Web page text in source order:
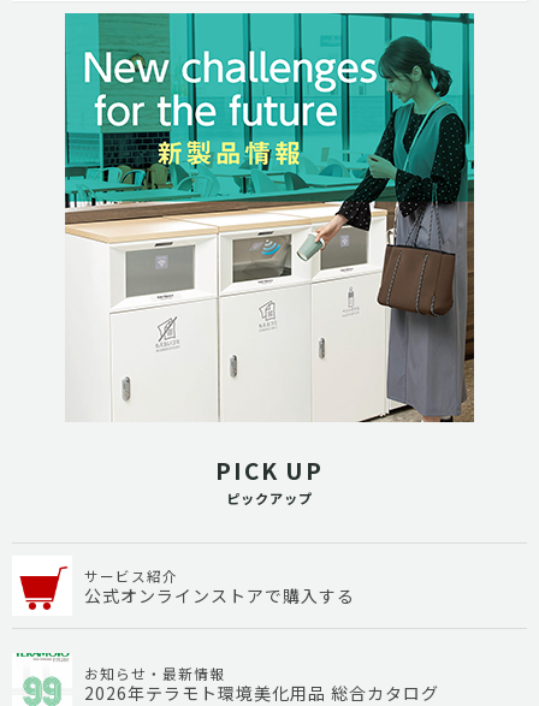
PICK UP
ピックアップ
サービス紹介
公式オンラインストアで購入する
お知らせ・最新情報
2026年テラモト環境美化用品 総合カタログ